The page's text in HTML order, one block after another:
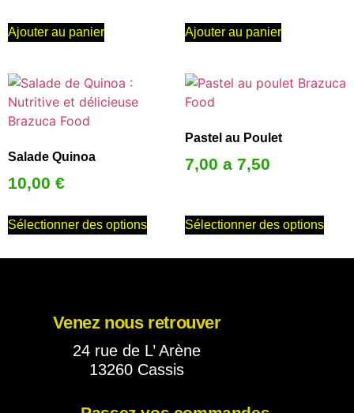
Ajouter au panier Ajouter au panier
Salade Quinoa
10,00 €
Sélectionner des options
Pastel au Poulet
7,00 a 7,50
Sélectionner des options
Venez nous retrouver
24 rue de L’ Arène
13260 Cassis